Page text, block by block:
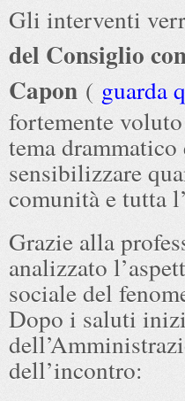
Gli interventi
del Consiglio
Capon ( guarda
fortemente
tema
sensibilizzare
comunità e tutta
Grazie alla
analizzato
sociale del
Dopo i saluti
dell’incontro: